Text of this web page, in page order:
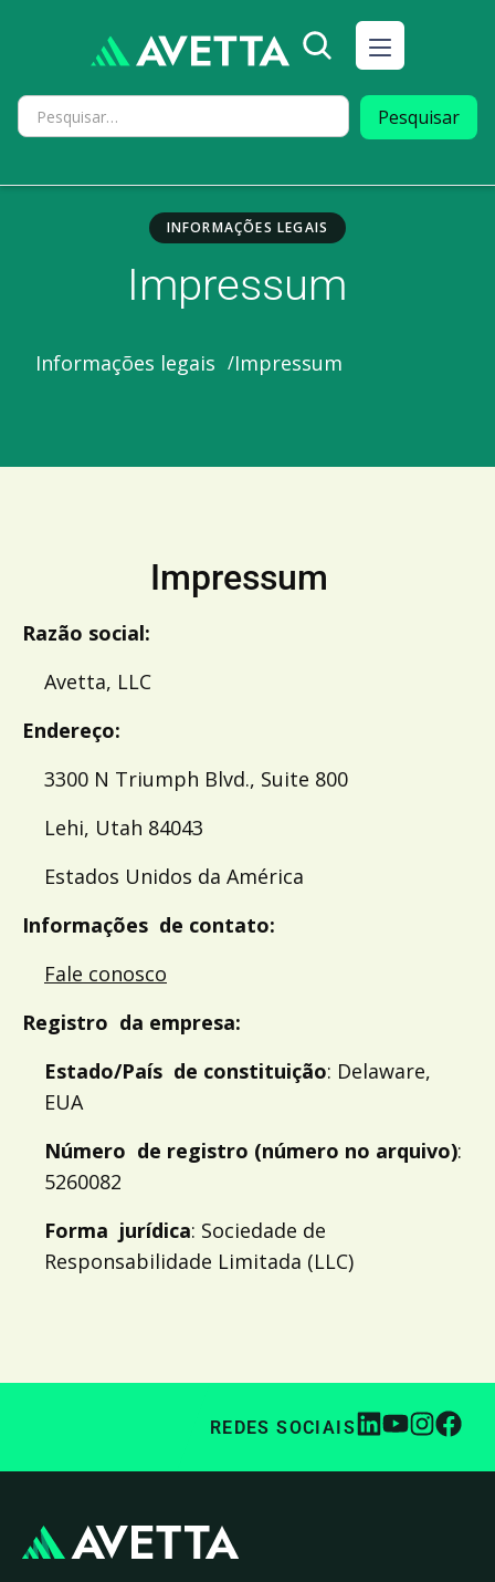
INFORMAÇÕES LEGAIS
Impressum
Informações legais /Impressum
Impressum
Razão social:
Avetta, LLC
Endereço:
3300 N Triumph Blvd., Suite 800
Lehi, Utah 84043
Estados Unidos da América
Informações de contato:
Fale conosco
Registro da empresa:
Estado/País de constituição: Delaware,
EUA
Número de registro (número no arquivo):
5260082
Forma jurídica: Sociedade de
Responsabilidade Limitada (LLC)
REDES SOCIAIS